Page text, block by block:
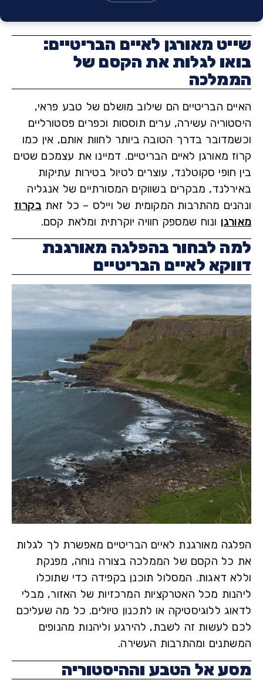
מאורגן לאיים הבריטיים:
לגלות את הקסם של
הבריטיים הם שילוב מושלם של טבע פראי,
עשירה, ערים תוססות וכפרים פסטורליים
בדרך הטובה ביותר לחוות אותם, אין כמו
מאורגן לאיים הבריטיים. דמיינו את עצמכם שטים
חופי סקוטלנד, עוצרים לטיול בטירות עתיקות
מבקרים בשווקים המסורתיים של אנגליה
מהתרבות המקומית של ויילס – כל זאתבקרוז
ונוח שמספק חוויה יוקרתית ומלאת קסם.
לבחור בהפלגה מאורגנת
לאיים הבריטיים
מאורגנת לאיים הבריטיים מאפשרת לך לגלות
הקסם של הממלכה בצורה נוחה, מפנקת
דאגות. המסלול תוכנן בקפידה כדי שתוכלו
מכל האטרקציות המרכזיות של האזור, מבלי
ללוגיסטיקה או לתכנון טיולים. כל מה שעליכם
לעשות זה לשבת, להירגע וליהנות מהנופים
ומהתרבות העשירה.
אל הטבע וההיסטוריה